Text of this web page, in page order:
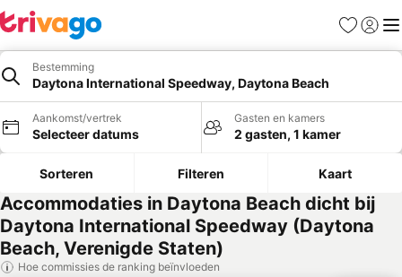
Favorieten
Bestemming
Daytona International Speedway, Daytona Beach
Aankomst/vertrek
Selecteer datums
Gasten en kamers
2 gasten, 1 kamer
Sorteren Filteren Kaart
Accommodaties in Daytona Beach dicht bij
Daytona International Speedway (Daytona
Beach, Verenigde Staten)
Hoe commissies de ranking beïnvloeden